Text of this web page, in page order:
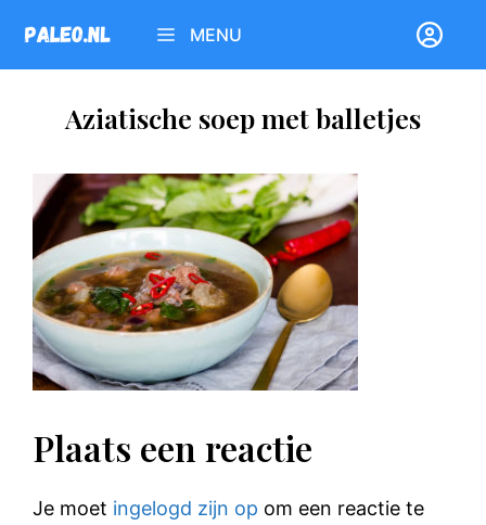
naar
de
MENU
Aziatische soep met balletjes
Plaats een reactie
Je moet ingelogd zijn op om een reactie te